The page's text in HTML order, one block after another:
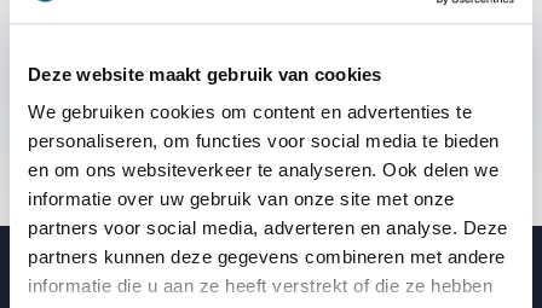
Deze website maakt gebruik van cookies
We gebruiken cookies om content en advertenties te
personaliseren, om functies voor social media te bieden
en om ons websiteverkeer te analyseren. Ook delen we
informatie over uw gebruik van onze site met onze
partners voor social media, adverteren en analyse. Deze
partners kunnen deze gegevens combineren met andere
informatie die u aan ze heeft verstrekt of die ze hebben
Met herkenbare voorbeelden, persoonlijke
duidelijk hoe elke organisatie – groot of klein,
profit of non-profit – de stap kan zetten van
losse individuen naar een echte community.
Deelnemers verlaten de zaal met frisse ideeën,
een hernieuwd gevoel van samenhang en de
inspiratie om morgen al te beginnen met
bouwen aan verbinding.
die zich niet gezien voelen.
In zijn lezingMinder ego binnen jouw organisatie
laat Tim Thijs zien wat er gebeurt wanneer we
dat perspectief kantelen naar“wij” . Vanuit zijn
ervaringen in gemeenschappen in Azië en Afrika,
en zijn werk met duizenden jongeren en
professionals in Nederland, vertelt hij hoe
samenwerking en verbondenheid leiden tot meer
45 - 60 minuten
Video van spreker Tim Thijs Ketting